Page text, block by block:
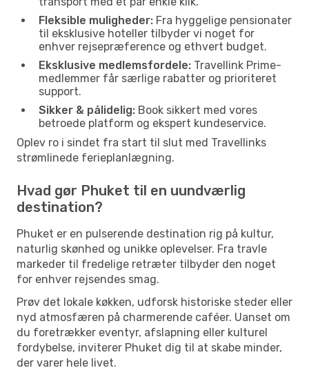
Fleksible muligheder: Fra hyggelige pensionater
til eksklusive hoteller tilbyder vi noget for
enhver rejsepræference og ethvert budget.
Eksklusive medlemsfordele: Travellink Prime-
medlemmer får særlige rabatter og prioriteret
support.
Sikker & pålidelig: Book sikkert med vores
betroede platform og ekspert kundeservice.
Oplev ro i sindet fra start til slut med Travellinks
strømlinede ferieplanlægning.
Hvad gør Phuket til en uundværlig
destination?
Phuket er en pulserende destination rig på kultur,
naturlig skønhed og unikke oplevelser. Fra travle
markeder til fredelige retræter tilbyder den noget
for enhver rejsendes smag.
Prøv det lokale køkken, udforsk historiske steder eller
nyd atmosfæren på charmerende caféer. Uanset om
du foretrækker eventyr, afslapning eller kulturel
fordybelse, inviterer Phuket dig til at skabe minder,
der varer hele livet.